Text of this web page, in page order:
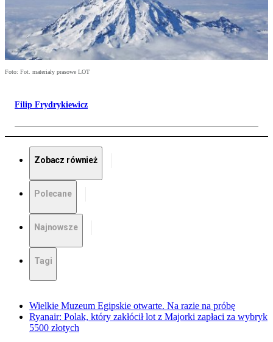
Foto: Fot. materiały prasowe LOT
Filip Frydrykiewicz
Zobacz również
Polecane
Najnowsze
Tagi
Wielkie Muzeum Egipskie otwarte. Na razie na próbę
Ryanair: Polak, który zakłócił lot z Majorki zapłaci za wybryk
5500 złotych